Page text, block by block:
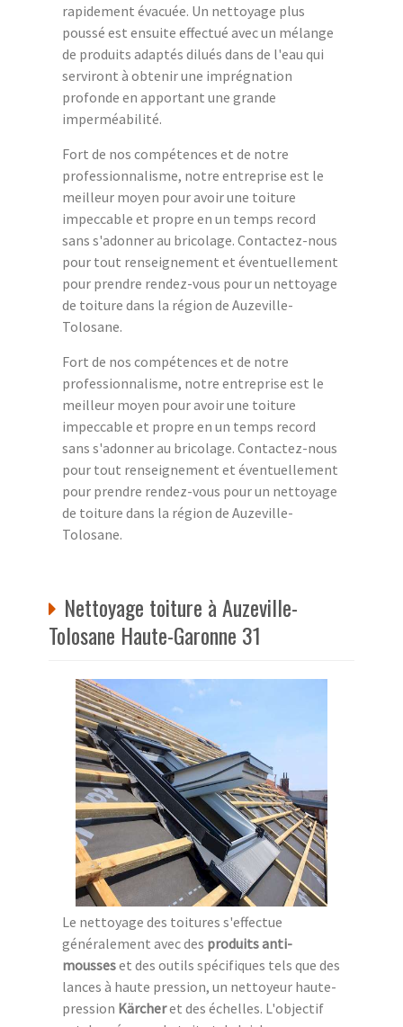
rapidement évacuée. Un nettoyage plus
poussé est ensuite effectué avec un mélange
de produits adaptés dilués dans de l'eau qui
serviront à obtenir une imprégnation
profonde en apportant une grande
imperméabilité.
Fort de nos compétences et de notre
professionnalisme, notre entreprise est le
meilleur moyen pour avoir une toiture
impeccable et propre en un temps record
sans s'adonner au bricolage. Contactez-nous
pour tout renseignement et éventuellement
pour prendre rendez-vous pour un nettoyage
de toiture dans la région de Auzeville-
Tolosane.
Fort de nos compétences et de notre
professionnalisme, notre entreprise est le
meilleur moyen pour avoir une toiture
impeccable et propre en un temps record
sans s'adonner au bricolage. Contactez-nous
pour tout renseignement et éventuellement
pour prendre rendez-vous pour un nettoyage
de toiture dans la région de Auzeville-
Tolosane.
Nettoyage toiture à Auzeville-
Tolosane Haute-Garonne 31
Le nettoyage des toitures s'effectue
généralement avec des produits anti-
mousseset des outils spécifiques tels que des
lances à haute pression, un nettoyeur haute-
pression Kärcheret des échelles. L'objectif